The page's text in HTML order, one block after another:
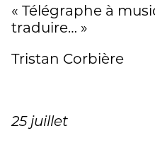
« Télégraphe à
traduire… »
Tristan Corbière
25 juillet